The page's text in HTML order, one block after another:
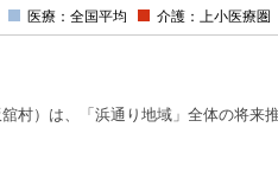
医療：全国平均 介護：上小医療圏
）は、「浜通り地域」全体の将来